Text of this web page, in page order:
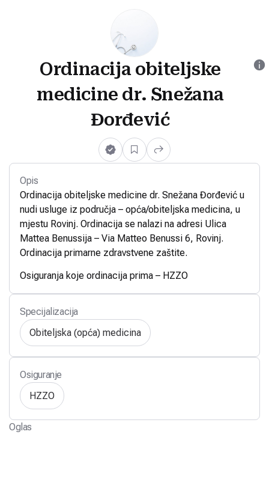
Ordinacija obiteljske
medicine dr. Snežana
Đorđević
Opis
Ordinacija obiteljske medicine dr. Snežana Đorđević u
nudi usluge iz područja – opća/obiteljska medicina, u
mjestu Rovinj. Ordinacija se nalazi na adresi Ulica
Mattea Benussija – Via Matteo Benussi 6, Rovinj.
Ordinacija primarne zdravstvene zaštite.
Osiguranja koje ordinacija prima – HZZO
Specijalizacija
Obiteljska (opća) medicina
Osiguranje
HZZO
Oglas